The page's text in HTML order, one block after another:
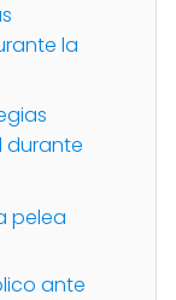
la
durante
pelea
ante